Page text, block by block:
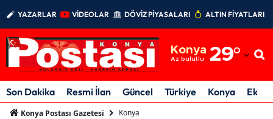
YAZARLAR VİDEOLAR DÖVİZ PİYASALARI ALTIN FİYATLARI
Konya
Az bulutlu 29°
Adıyaman
Afyonkarahisar
Son Dakika Resmi İlan Güncel Türkiye Konya
Konya Postası Gazetesi Konya